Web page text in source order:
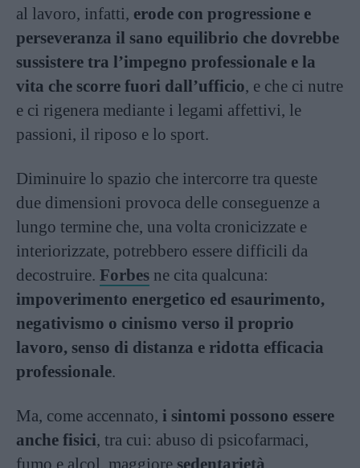
al lavoro, infatti, erode con progressione e
perseveranza il sano equilibrio che dovrebbe
sussistere tra l’impegno professionale e la
vita che scorre fuori dall’ufficio, e che ci nutre
e ci rigenera mediante i legami affettivi, le
passioni, il riposo e lo sport.
Diminuire lo spazio che intercorre tra queste
due dimensioni provoca delle conseguenze a
lungo termine che, una volta cronicizzate e
interiorizzate, potrebbero essere difficili da
decostruire. Forbes ne cita qualcuna:
impoverimento energetico ed esaurimento,
negativismo o cinismo verso il proprio
lavoro, senso di distanza e ridotta efficacia
professionale.
Ma, come accennato, i sintomi possono essere
anche fisici, tra cui: abuso di psicofarmaci,
fumo e alcol, maggiore sedentarietà,